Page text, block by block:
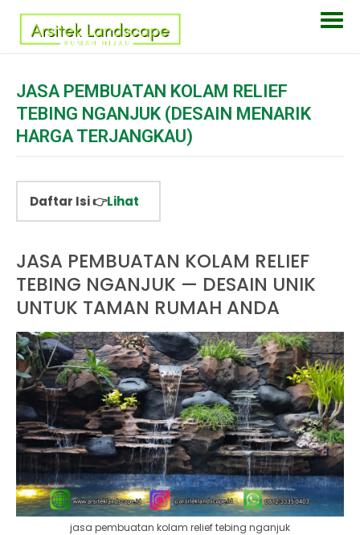
JASA PEMBUATAN KOLAM RELIEF
TEBING NGANJUK (DESAIN MENARIK
HARGA TERJANGKAU)
Daftar Isi 👉Lihat
JASA PEMBUATAN KOLAM RELIEF
TEBING NGANJUK — DESAIN UNIK
UNTUK TAMAN RUMAH ANDA
jasa pembuatan kolam relief tebing nganjuk